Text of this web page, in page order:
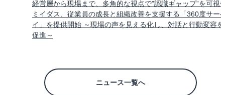
経営層から現場まで、多角的な視点で”認識ギャップ”を可視
ミイダス、従業員の成長と組織改善を支援する「360度サー
イ」を提供開始 ～現場の声を見える化し、対話と行動変容を
促進～
ニュース一覧へ